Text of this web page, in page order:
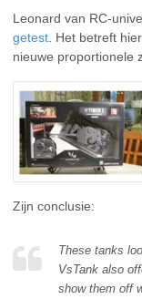
Leonard van RC-
getest . Het betreft
nieuwe proportionele
Zijn conclusie:
These tanks
VsTank also
show them off